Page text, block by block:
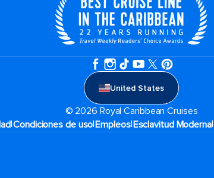
United States
© 2026 Royal Caribbean Cruises
|Condiciones de uso|Empleos|Esclavitud Moderna|